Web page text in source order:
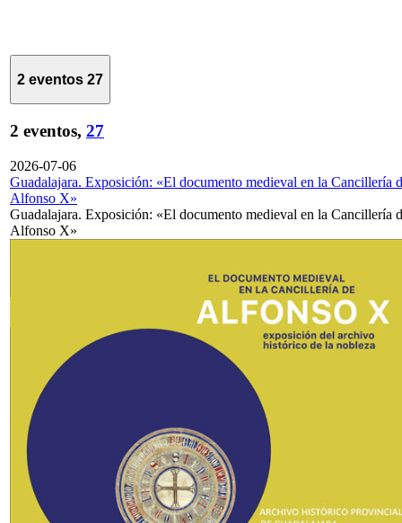
2 eventos 27
2 eventos, 27
2026-07-06
Guadalajara. Exposición: «El documento medieval en la Cancillería
Alfonso X»
Guadalajara. Exposición: «El documento medieval en la Cancillería
Alfonso X»